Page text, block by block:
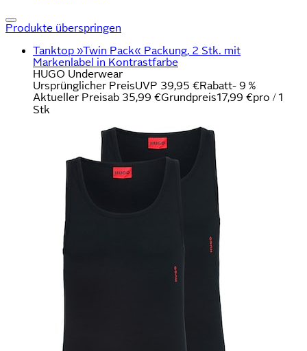
Produkte überspringen
Tanktop »Twin Pack« Packung, 2 Stk. mit
Markenlabel in Kontrastfarbe
HUGO Underwear
Ursprünglicher PreisUVP 39,95 €Rabatt- 9 %
Aktueller Preisab 35,99 €Grundpreis17,99 €pro / 1
Stk